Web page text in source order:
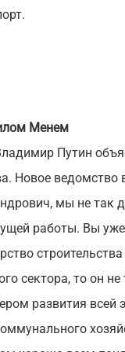
Менем
Путин
Новое ведомство
мы не так
работы. Вы
сектора, то он
развития